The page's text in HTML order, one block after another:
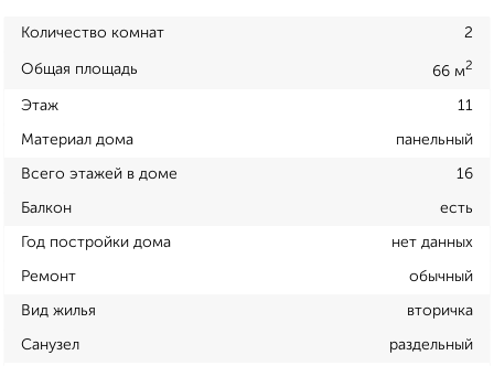
Количество комнат 2
Общая площадь 66 м2
Этаж 11
Материал дома панельный
Всего этажей в доме 16
Балкон есть
Год постройки дома нет данных
Ремонт обычный
Вид жилья вторичка
Санузел раздельный